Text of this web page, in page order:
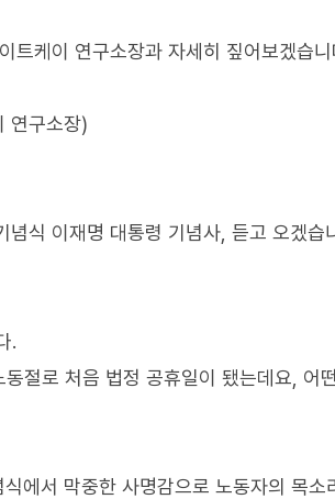
트케이 연구소장과 자세히 짚어보겠습니
연구소장)
념식 이재명 대통령 기념사, 듣고 오겠습
.
절로 처음 법정 공휴일이 됐는데요, 어
에서 막중한 사명감으로 노동자의 목소